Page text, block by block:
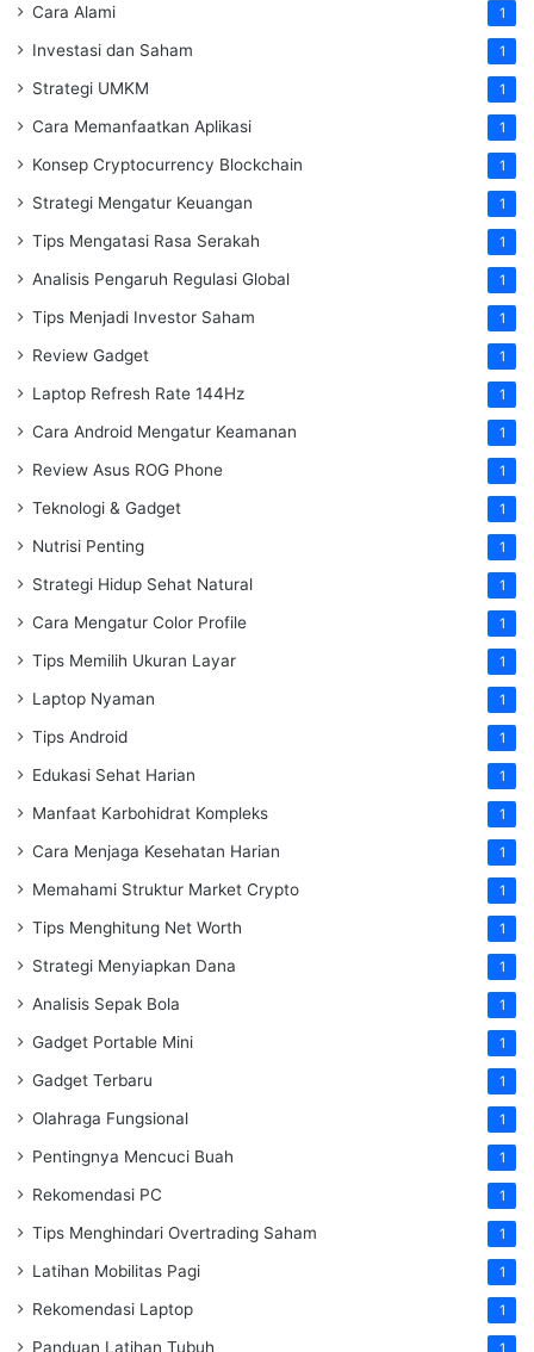
Cara Alami 1
Investasi dan Saham 1
Strategi UMKM 1
Cara Memanfaatkan Aplikasi 1
Konsep Cryptocurrency Blockchain 1
Strategi Mengatur Keuangan 1
Tips Mengatasi Rasa Serakah 1
Analisis Pengaruh Regulasi Global 1
Tips Menjadi Investor Saham 1
Review Gadget 1
Laptop Refresh Rate 144Hz 1
Cara Android Mengatur Keamanan 1
Review Asus ROG Phone 1
Teknologi & Gadget 1
Nutrisi Penting 1
Strategi Hidup Sehat Natural 1
Cara Mengatur Color Profile 1
Tips Memilih Ukuran Layar 1
Laptop Nyaman 1
Tips Android 1
Edukasi Sehat Harian 1
Manfaat Karbohidrat Kompleks 1
Cara Menjaga Kesehatan Harian 1
Memahami Struktur Market Crypto 1
Tips Menghitung Net Worth 1
Strategi Menyiapkan Dana 1
Analisis Sepak Bola 1
Gadget Portable Mini 1
Gadget Terbaru 1
Olahraga Fungsional 1
Pentingnya Mencuci Buah 1
Rekomendasi PC 1
Tips Menghindari Overtrading Saham 1
Latihan Mobilitas Pagi 1
Rekomendasi Laptop 1
Panduan Latihan Tubuh 1